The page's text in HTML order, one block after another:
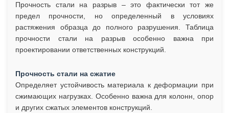
Прочность стали на разрыв – это фактически тот же
предел прочности, но определенный в условиях
растяжения образца до полного разрушения. Таблица
прочности стали на разрыв особенно важна при
проектировании ответственных конструкций.
Прочность стали на сжатие
Определяет устойчивость материала к деформации при
сжимающих нагрузках. Особенно важна для колонн, опор
и других сжатых элементов конструкций.